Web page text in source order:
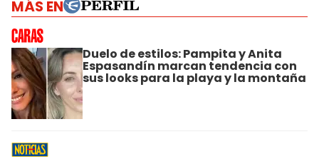
MÁS EN
Duelo de estilos: Pampita y Anita
Espasandín marcan tendencia con
sus looks para la playa y la montaña